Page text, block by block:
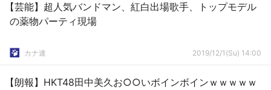
【芸能】超人気バンドマン、紅白出場歌手、トップモデル
の薬物パーティ現場
カナ速 2019/12/1(Su) 14:00
【朗報】HKT48田中美久お○○いボインボインｗｗｗｗｗ